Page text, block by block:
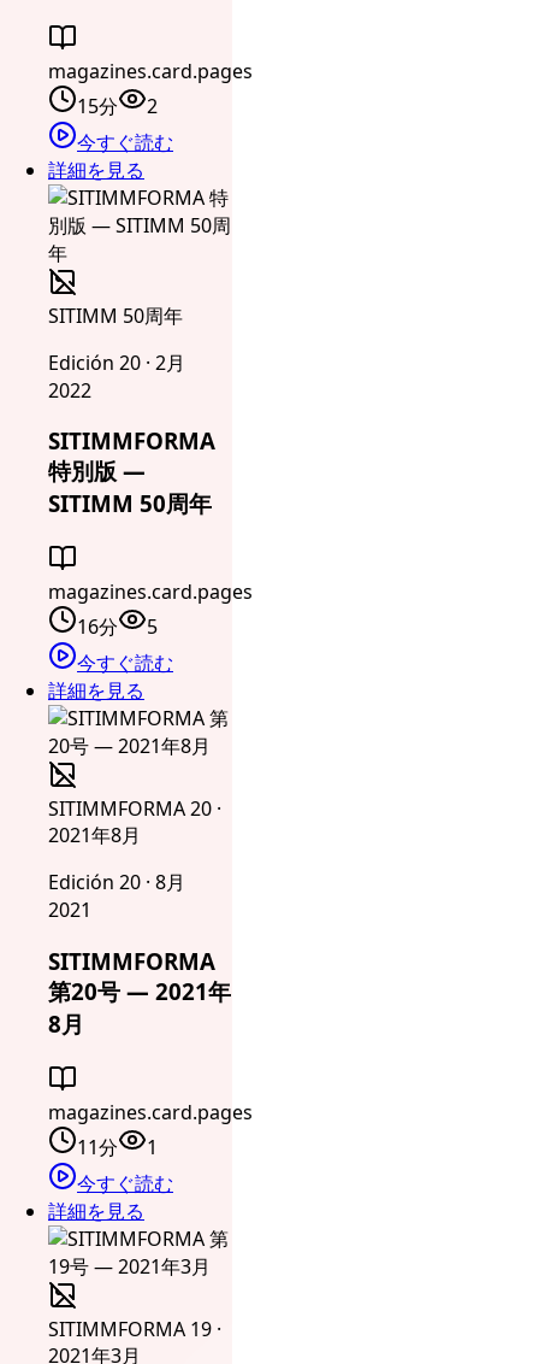
magazines.card.pages
15分
2
今すぐ読む
詳細を見る
SITIMM 50周年
Edición 20 · 2月
2022
SITIMMFORMA
特別版 —
SITIMM 50周年
magazines.card.pages
16分
5
今すぐ読む
詳細を見る
SITIMMFORMA 20 ·
2021年8月
Edición 20 · 8月
2021
SITIMMFORMA
第20号 — 2021年
8月
magazines.card.pages
11分
1
今すぐ読む
詳細を見る
SITIMMFORMA 19 ·
2021年3月